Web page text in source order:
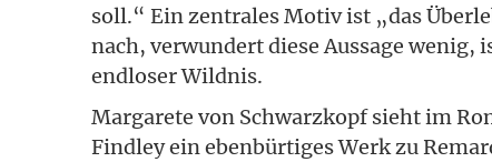
soll.“ Ein zentrales Motiv ist „das
nach, verwundert diese Aussage wenig,
endloser Wildnis.
Margarete von Schwarzkopf sieht im
Findley ein ebenbürtiges Werk zu